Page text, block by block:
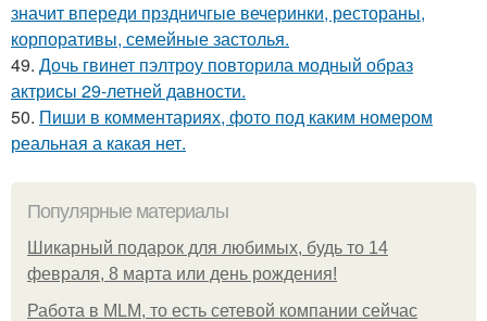
значит впереди прздничгые вечеринки, рестораны,
корпоративы, семейные застолья.
49. Дочь гвинет пэлтроу повторила модный образ
актрисы 29-летней давности.
50. Пиши в комментариях, фото под каким номером
реальная а какая нет.
Популярные материалы
Шикарный подарок для любимых, будь то 14
февраля, 8 марта или день рождения!
Работа в MLM, то есть сетевой компании сейчас